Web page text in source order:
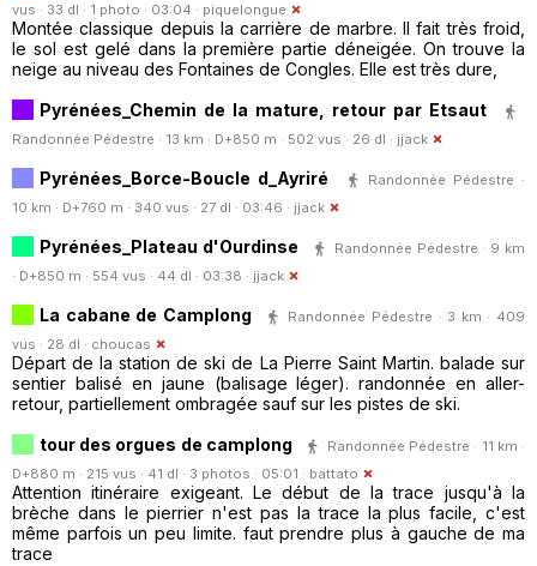
vus · 33 dl · 1 photo · 03:04 · piquelongue
Montée classique depuis la carrière de marbre. Il fait très froid,
le sol est gelé dans la première partie déneigée. On trouve la
neige au niveau des Fontaines de Congles. Elle est très dure,
Pyrénées_Chemin de la mature, retour par Etsaut
Randonnée Pédestre · 13 km · D+850 m · 502 vus · 26 dl · jjack
Pyrénées_Borce-Boucle d_Ayriré
Randonnée Pédestre ·
10 km · D+760 m · 340 vus · 27 dl · 03:46 · jjack
Pyrénées_Plateau d'Ourdinse
Randonnée Pédestre · 9 km
· D+850 m · 554 vus · 44 dl · 03:38 · jjack
La cabane de Camplong
Randonnée Pédestre · 3 km · 409
vus · 28 dl · choucas
Départ de la station de ski de La Pierre Saint Martin. balade sur
sentier balisé en jaune (balisage léger). randonnée en aller-
retour, partiellement ombragée sauf sur les pistes de ski.
tour des orgues de camplong
Randonnée Pédestre · 11 km ·
D+880 m · 215 vus · 41 dl · 3 photos · 05:01 · battato
Attention itinéraire exigeant. Le début de la trace jusqu'à la
brèche dans le pierrier n'est pas la trace la plus facile, c'est
même parfois un peu limite. faut prendre plus à gauche de ma
trace